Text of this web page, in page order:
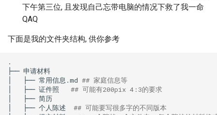
下午第三位, 且发现自己忘带电脑的情况下救了我一命
QAQ
下面是我的文件夹结构, 供你参考
.
├── 申请材料
├── 常用信息.md ## 家庭信息等
├── 证件照
## 可能有200pix 4:3的要求
├── 简历
├── 个人陈述
## 可能要写很多字的不同版本